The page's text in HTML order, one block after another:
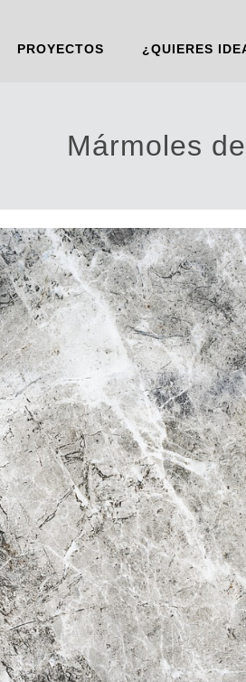
PROYECTOS ¿QUIERES
Mármoles